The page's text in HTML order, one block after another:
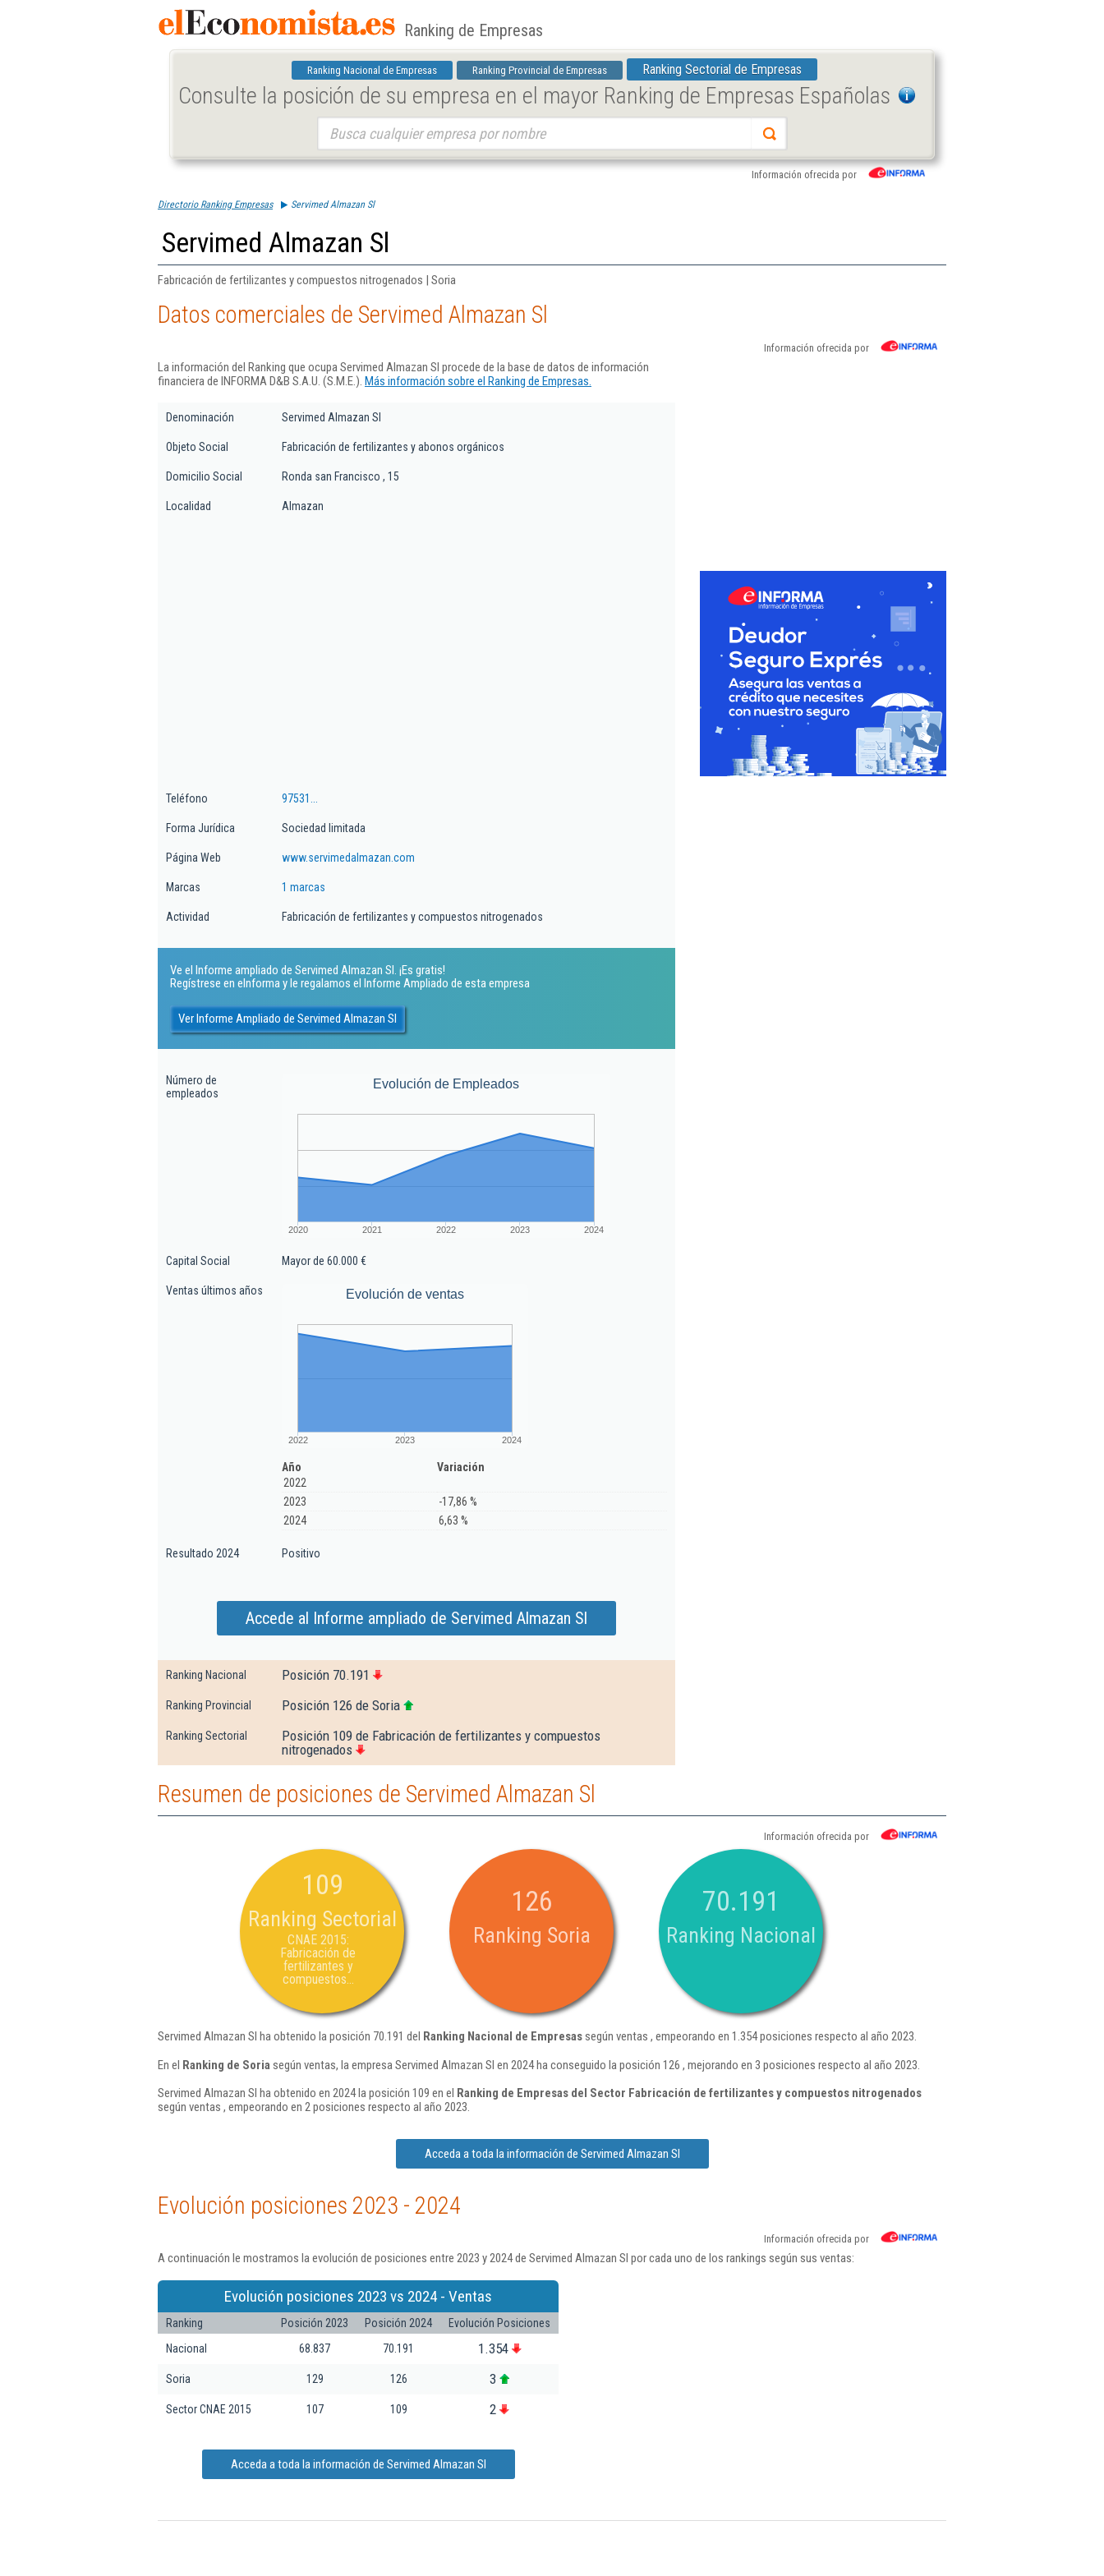
Ranking de Empresas
Ranking Nacional de Empresas Ranking Provincial de Empresas Ranking Sectorial de Empresas
Consulte la posición de su empresa en el mayor Ranking de Empresas Españolas
Información ofrecida por
Directorio Ranking Empresas Servimed Almazan Sl
Servimed Almazan Sl
Fabricación de fertilizantes y compuestos nitrogenados | Soria
Datos comerciales de Servimed Almazan Sl
Información ofrecida por
La información del Ranking que ocupa Servimed Almazan Sl procede de la base de datos de información
financiera de INFORMA D&B S.A.U. (S.M.E.). Más información sobre el Ranking de Empresas.
Denominación Servimed Almazan Sl
Objeto Social Fabricación de fertilizantes y abonos orgánicos
Domicilio Social Ronda san Francisco , 15
Localidad Almazan
Teléfono 97531...
Forma Jurídica Sociedad limitada
Página Web www.servimedalmazan.com
Marcas 1 marcas
Actividad Fabricación de fertilizantes y compuestos nitrogenados
Ve el Informe ampliado de Servimed Almazan Sl. ¡Es gratis!
Regístrese en eInforma y le regalamos el Informe Ampliado de esta empresa
Ver Informe Ampliado de Servimed Almazan Sl
Número de
empleados
Evolución de Empleados
2020 2021 2022 2023 2024
Capital Social Mayor de 60.000 €
Ventas últimos años Evolución de ventas
2022 2023 2024
Año
Variación
2022
2023
-17,86 %
2024
6,63 %
Resultado 2024 Positivo
Accede al Informe ampliado de Servimed Almazan Sl
Ranking Nacional Posición 70.191
Ranking Provincial Posición 126 de Soria
Ranking Sectorial
Posición 109 de Fabricación de fertilizantes y compuestos
nitrogenados
Resumen de posiciones de Servimed Almazan Sl
Información ofrecida por
109
Ranking Sectorial
CNAE 2015:
Fabricación de
fertilizantes y
compuestos...
126
Ranking Soria
70.191
Ranking Nacional
Servimed Almazan Sl ha obtenido la posición 70.191 del Ranking Nacional de Empresassegún ventas , empeorando en 1.354 posiciones respecto al año 2023.
En el Ranking de Soria según ventas, la empresa Servimed Almazan Sl en 2024 ha conseguido la posición 126 , mejorando en 3 posiciones respecto al año 2023.
Servimed Almazan Sl ha obtenido en 2024 la posición 109 en el Ranking de Empresas del Sector Fabricación de fertilizantes y compuestos nitrogenados
según ventas , empeorando en 2 posiciones respecto al año 2023.
Acceda a toda la información de Servimed Almazan Sl
Evolución posiciones 2023 - 2024
Información ofrecida por
A continuación le mostramos la evolución de posiciones entre 2023 y 2024 de Servimed Almazan Sl por cada uno de los rankings según sus ventas:
Evolución posiciones 2023 vs 2024 - Ventas
Ranking Posición 2023 Posición 2024
Evolución Posiciones
Nacional
68.837 70.191 1.354
Soria 129 126 3
Sector CNAE 2015 107 109 2
Acceda a toda la información de Servimed Almazan Sl